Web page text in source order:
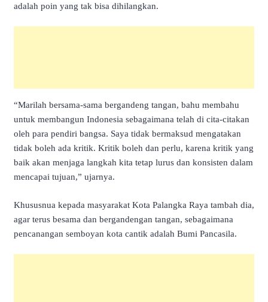
adalah poin yang tak bisa dihilangkan.
“Marilah bersama-sama bergandeng tangan, bahu membahu
untuk membangun Indonesia sebagaimana telah di cita-citakan
oleh para pendiri bangsa. Saya tidak bermaksud mengatakan
tidak boleh ada kritik. Kritik boleh dan perlu, karena kritik yang
baik akan menjaga langkah kita tetap lurus dan konsisten dalam
mencapai tujuan,” ujarnya.
Khususnua kepada masyarakat Kota Palangka Raya tambah dia,
agar terus besama dan bergandengan tangan, sebagaimana
pencanangan semboyan kota cantik adalah Bumi Pancasila.